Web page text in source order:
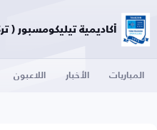
أكاديمية تيليكومسبور ( تركيا )
المباريات الأخبار اللاعبون